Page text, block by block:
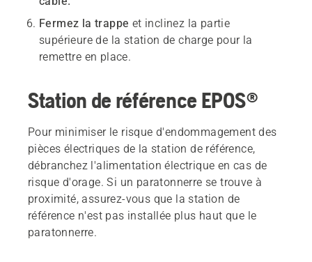
Fermez la trappe et inclinez la partie
supérieure de la station de charge pour la
remettre en place.
Station de référence EPOS®
Pour minimiser le risque d'endommagement des
pièces électriques de la station de référence,
débranchez l'alimentation électrique en cas de
risque d'orage. Si un paratonnerre se trouve à
proximité, assurez-vous que la station de
référence n'est pas installée plus haut que le
paratonnerre.